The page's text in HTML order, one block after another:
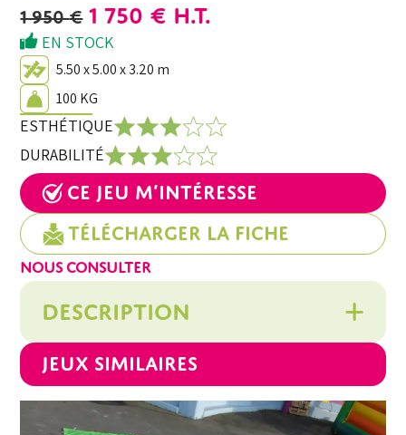
1 950€ LE
PRIX
INITIAL
ÉTAIT :
1
950 €.
1 750 € LE
ACTUEL
1
750 €.
H.T.
EN STOCK
5.50 x 5.00 x 3.20 m
100 KG
ESTHÉTIQUE
DURABILITÉ
Ce jeu m’intéresse
Télécharger la fiche
NOUS CONSULTER
DESCRIPTION
Jeux similaires